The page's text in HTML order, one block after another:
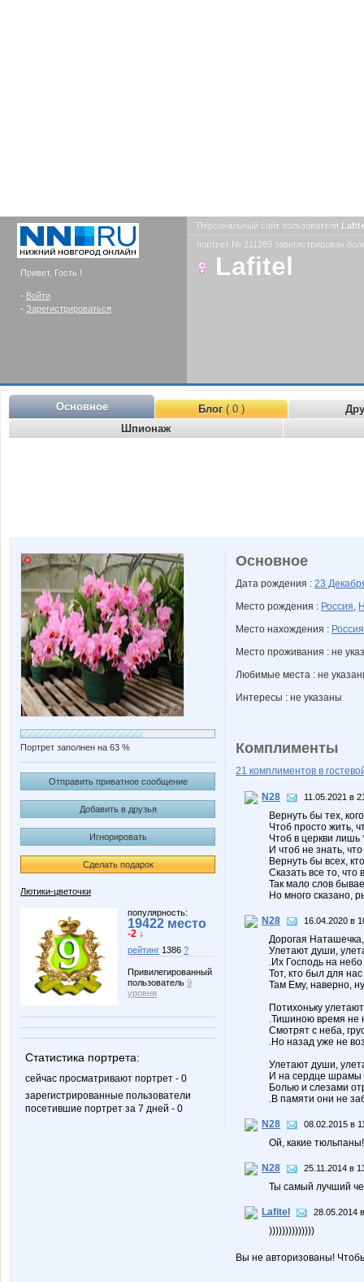
Привет, Гость !
- Войти
- Зарегистрироваться
Персональный сайт пользователя
портрет № 211289 зарегистрирован
Lafitel
Основное Блог( 0 )
Шпионаж
Портрет заполнен на 63 %
Отправить приватное сообщение
Добавить в друзья
Игнорировать
Сделать подарок
Лютики-цветочки
популярность:
19422 место
-2 ↓
рейтинг 1386 ?
Привилегированный
пользователь 9
уровня
Статистика портрета:
сейчас просматривают портрет - 0
зарегистрированные пользователи
посетившие портрет за 7 дней - 0
Основное
Дата рождения : 23
Место рождения : Россия,
Место нахождения : Россия
Место проживания : не
Любимые места : не
Интересы : не указаны
Комплименты
21 комплиментов в
N28 11.05.2021 в
Вернуть бы тех,
Чтоб просто жить,
Чтоб в церкви лишь
И чтоб не знать,
Вернуть бы всех,
Сказать все то, что
Так мало слов
Но много сказано,
N28 16.04.2020 в
Дорогая
Улетают души,
.Их Господь на
Тот, кто был для
Там Ему, наверно,
Потихоньку
.Тишиною время не
Смотрят с неба,
.Но назад уже не
Улетают души,
И на сердце шрамы
Болью и слезами
.В памяти они не
N28 08.02.2015 в
Ой, какие
N28 25.11.2014 в
Ты самый лучший
Lafitel 28.05.2014
))))))))))))))
Вы не авторизованы!